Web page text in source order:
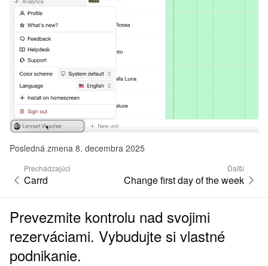
Posledná zmena 8. decembra 2025
Prechádzajúci
Carrd
Ďaľší
Change first day of the week
Prevezmite kontrolu nad svojimi
rezerváciami. Vybudujte si vlastné
podnikanie.